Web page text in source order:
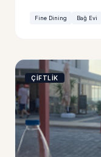
Fine Dining Bağ Evi
ÇİFTLİK